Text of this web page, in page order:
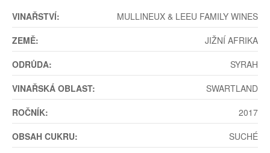
VINAŘSTVÍ:
MULLINEUX & LEEU FAMILY WINES
ZEMĚ:
JIŽNÍ AFRIKA
ODRŮDA:
SYRAH
VINAŘSKÁ OBLAST:
SWARTLAND
ROČNÍK:
2017
OBSAH CUKRU:
SUCHÉ